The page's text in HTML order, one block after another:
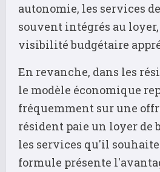
autonomie, les services
souvent intégrés au
visibilité budgétaire
En revanche, dans les
le modèle économique
fréquemment sur une
résident paie un loyer de
les services qu'il
formule présente